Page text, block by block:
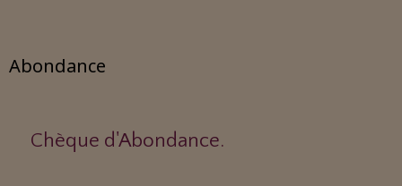
Abondance
Chèque d'Abondance.